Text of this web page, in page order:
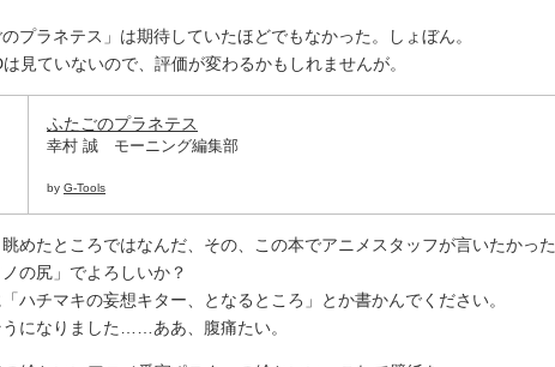
プラネテス」は期待していたほどでもなかった。しょぼん。
見ていないので、評価が変わるかもしれませんが。
ふたごのプラネテス
幸村 誠 モーニング編集部
by G-Tools
めたところではなんだ、その、この本でアニメスタッフが言いたかった
の尻」でよろしいか？
ハチマキの妄想キター、となるところ」とか書かんでください。
になりました……ああ、腹痛たい。